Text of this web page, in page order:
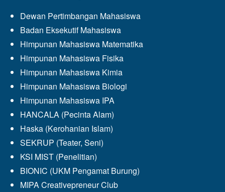
Dewan Pertimbangan Mahasiswa
Badan Eksekutif Mahasiswa
Himpunan Mahasiswa Matematika
Himpunan Mahasiswa Fisika
Himpunan Mahasiswa Kimia
Himpunan Mahasiswa Biologi
Himpunan Mahasiswa IPA
HANCALA (Pecinta Alam)
Haska (Kerohanian Islam)
SEKRUP (Teater, Seni)
KSI MIST (Penelitian)
BIONIC (UKM Pengamat Burung)
MIPA Creativepreneur Club